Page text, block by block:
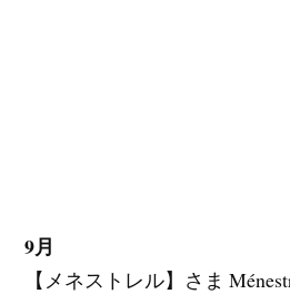
9月
【メネストレル】さま